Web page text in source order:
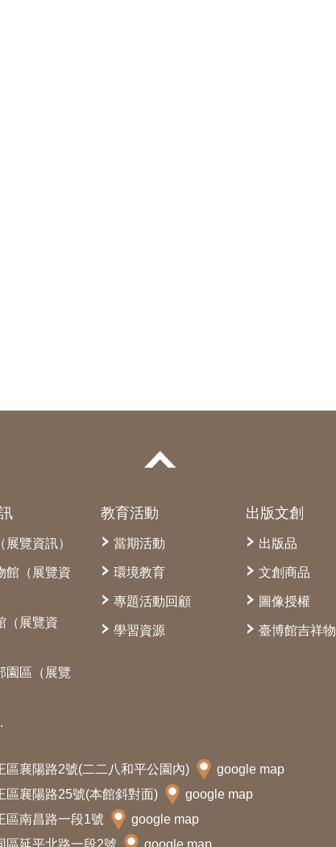
展覽資訊）
館（展覽資
（展覽資
園區（展覽
教育活動
當期活動
環境教育
專題活動回顧
學習資源
出版文創
出版品
文創商品
圖像授權
臺博館吉祥物
區襄陽路2號(二二八和平公園內)
google map
區襄陽路25號(本館斜對面)
google map
區南昌路一段1號
google map
區延平北路一段2號 google map